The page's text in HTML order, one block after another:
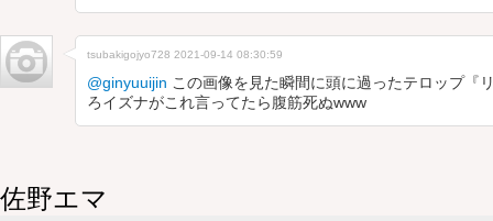
tsubakigojyo728 2021-09-14 08:30:59
@ginyuuijin この画像を見た瞬間に頭に過ったテロップ『
ろイズナがこれ言ってたら腹筋死ぬwww
佐野エマ